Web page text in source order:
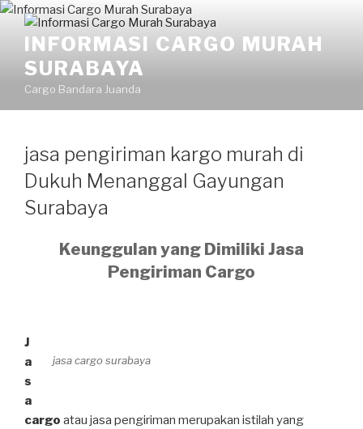
Skip
contentINFORMASI CARGO MURAH
SURABAYA
Cargo Bandara Juanda
jasa pengiriman kargo murah di
Dukuh Menanggal Gayungan
Surabaya
Keunggulan yang Dimiliki Jasa
Pengiriman Cargo
jasa cargo surabaya
J
a
s
a
cargo atau jasa pengiriman merupakan istilah yang